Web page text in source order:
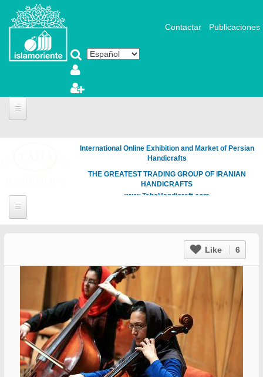
Pasar al contenido principal
Contactar Publicaciones
International Online Exhibition and Market of Persian
Handicrafts
THE GREATEST TRADING GROUP OF IRANIAN
HANDICRAFTS
www.TahaHandicraft.com
Like 6